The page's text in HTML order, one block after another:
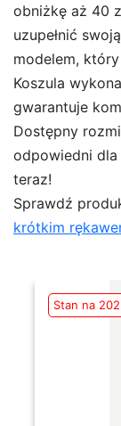
obniżkę aż 40
uzupełnić
modelem,
Koszula
gwarantuje
Dostępny
odpowiedni
teraz!
Sprawdź
krótkim
Stan na